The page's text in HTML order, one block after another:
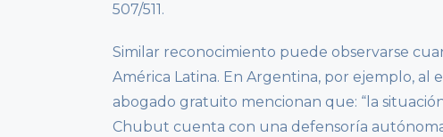
507/511.
Similar reconocimiento puede observarse
América Latina. En Argentina, por ejemplo,
abogado gratuito mencionan que: “la
Chubut cuenta con una defensoría